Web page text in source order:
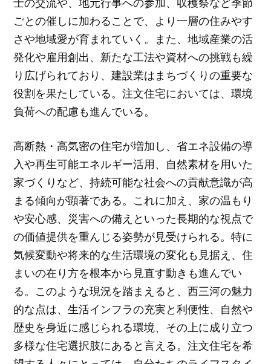
ごとの催しに加わることで、より一層の住みやす
さや地域愛が育まれていく。また、地域産業の活
発化や雇用創出、新たな工法や資材への挑戦も繰
り広げられており、建設業はまちづくりの重要な
役割を果たしている。注文住宅においては、環境
負荷への配慮も進んでいる。
高断熱・高気密の住宅が増加し、省エネ設備の導
入や再生可能エネルギー活用、自然素材を用いた
家づくりなど、持続可能な社会への貢献意識が高
まる傾向が顕著である。これに加え、家の温もり
や安心感、災害への備えといった長期的な視点で
の価値提供を重んじる姿勢が見受けられる。特に
気候変動や将来的な生活環境の変化も見据え、住
まいの在り方を根本から見直す動きも進んでい
る。このような現況を踏まえると、西三河の魅力
的な点は、生活インフラの充実と利便性、自然や
歴史を身近に感じられる環境、その上に成り立つ
多様な住宅選択肢にあると言える。注文住宅を希